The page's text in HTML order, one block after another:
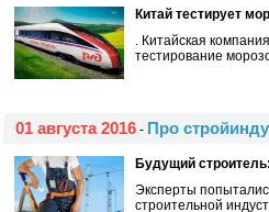
Китай тестирует
. Китайская
тестирование
01 августа 2016 - Про
Будущий
Эксперты
строительной